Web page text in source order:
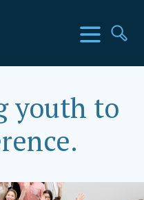
Menu
youth to